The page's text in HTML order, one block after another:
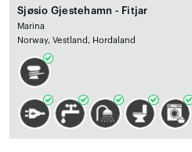
Sjøsio Gjestehamn - Fitjar
Marina
Norway, Vestland, Hordaland